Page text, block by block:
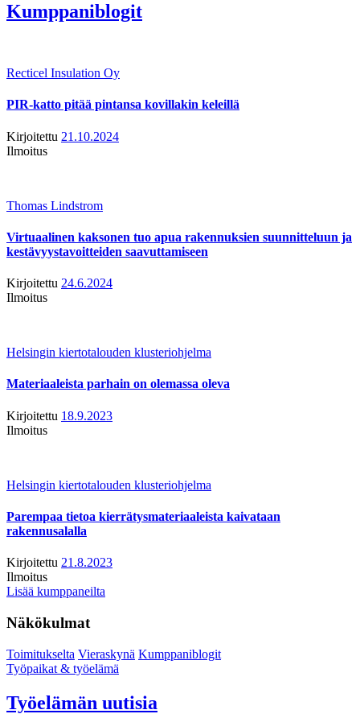
Kumppaniblogit
Recticel Insulation Oy
PIR-katto pitää pintansa kovillakin keleillä
Kirjoitettu 21.10.2024
Ilmoitus
Thomas Lindstrom
Virtuaalinen kaksonen tuo apua rakennuksien suunnitteluun ja
kestävyystavoitteiden saavuttamiseen
Kirjoitettu 24.6.2024
Ilmoitus
Helsingin kiertotalouden klusteriohjelma
Materiaaleista parhain on olemassa oleva
Kirjoitettu 18.9.2023
Ilmoitus
Helsingin kiertotalouden klusteriohjelma
Parempaa tietoa kierrätysmateriaaleista kaivataan
rakennusalalla
Kirjoitettu 21.8.2023
Ilmoitus
Lisää kumppaneilta
Näkökulmat
Toimitukselta Vieraskynä Kumppaniblogit
Työpaikat & työelämä
Työelämän uutisia